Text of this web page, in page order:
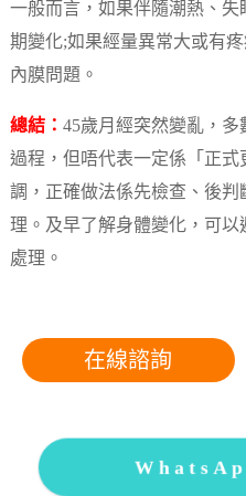
一般而言，如果伴隨潮熱、
期變化;如果經量異常大或有
內膜問題。
總結： 45歲月經突然變亂，
過程，但唔代表一定係「正
調，正確做法係先檢查、後
理。及早了解身體變化，可
處理。
在線諮詢